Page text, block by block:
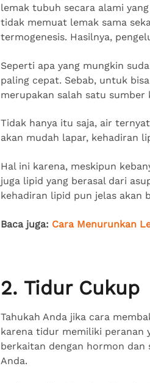
lemak tubuh secara alami
tidak memuat lemak sama
termogenesis. Hasilnya,
Seperti apa yang mungkin
paling cepat. Sebab, untuk
merupakan salah satu
Tidak hanya itu saja, air
akan mudah lapar, kehadiran
Hal ini karena, meskipun
juga lipid yang berasal dari
kehadiran lipid pun jelas akan
Baca juga: Cara Menurunkan
2. Tidur Cukup
Tahukah Anda jika cara
karena tidur memiliki peranan
berkaitan dengan hormon
Anda.